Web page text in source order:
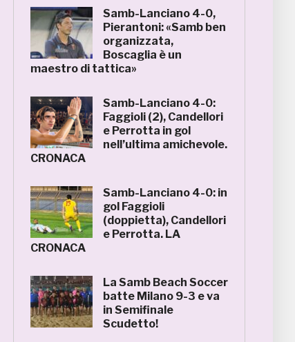
Samb-Lanciano 4-0,
Pierantoni: «Samb ben
organizzata,
Boscaglia è un
maestro di tattica»
Samb-Lanciano 4-0:
Faggioli (2), Candellori
e Perrotta in gol
nell’ultima amichevole.
CRONACA
Samb-Lanciano 4-0: in
gol Faggioli
(doppietta), Candellori
e Perrotta. LA
CRONACA
La Samb Beach Soccer
batte Milano 9-3 e va
in Semifinale
Scudetto!